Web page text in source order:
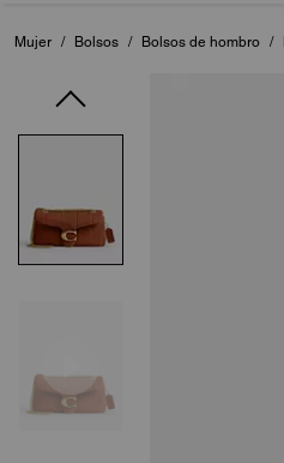
Mujer / Bolsos / Bolsos de hombro /